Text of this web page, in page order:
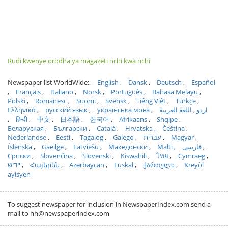
Rudi kwenye orodha ya magazeti nchi kwa nchi
Newspaper list WorldWide: English Dansk Deutsch
Español
Français
Italiano Norsk Português
Bahasa Melayu
Polski
Romanesc Suomi Svensk Tiếng Việt
Türkçe
Ελληνικά
русский язык українська мова اردو
اللغة العربية
हिन्दी
中文 日本語 한국어 Afrikaans
Shqipe
Беларуская
Български Català Hrvatska
Čeština
Nederlandse
Eesti Tagalog Galego עברית
Magyar
Íslenska
Gaeilge Latviešu Македонски Malti
فارسی
Српски
Slovenčina Slovenski Kiswahili ไทย
Cymraeg
ייִדיש
Հայերեն Azərbaycan Euskal ქართული
Kreyòl
ayisyen
To suggest newspaper for inclusion in NewspaperIndex.com send a
mail to hh@newspaperindex.com